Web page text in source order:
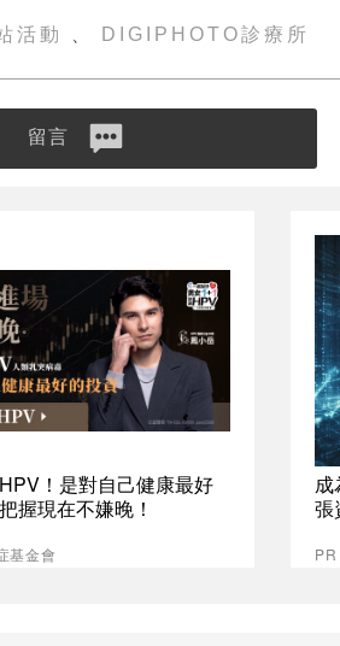
活動 DIGIPHOTO診療所
留言
！是對自己健康最好
握現在不嫌晚！
基金會
成
張